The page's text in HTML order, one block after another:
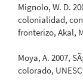
Mignolo, W. D.
colonialidad,
fronterizo, Akal,
Moya, A. 2007,
colorado,